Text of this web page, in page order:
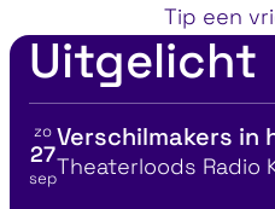
Tip een
Uitgelicht
Bekijk details voor
zo
27
sep
Verschilmakers in
Locatie
Theaterloods Radio